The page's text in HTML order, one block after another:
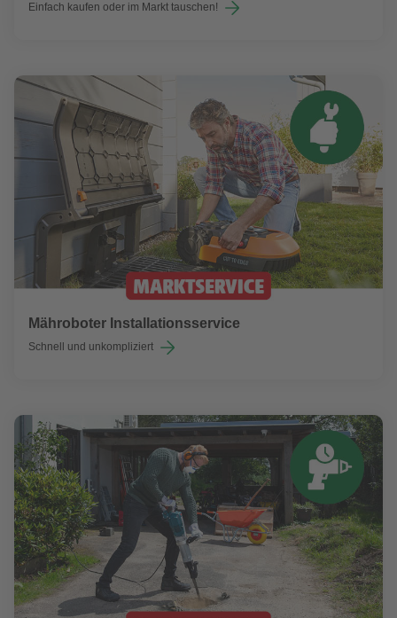
Einfach kaufen oder im Markt tauschen!
Mähroboter Installationsservice
Schnell und unkompliziert